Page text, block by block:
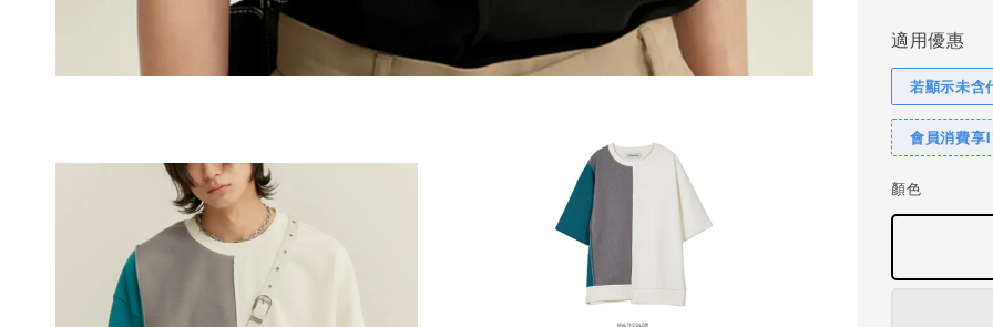
適用優惠
若顯示未含
會員消費享
顏色